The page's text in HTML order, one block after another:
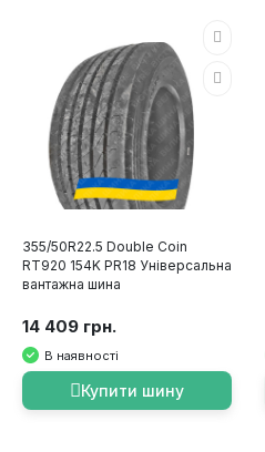
355/50R22.5 Double Coin
RT920 154K PR18 Універсальна
вантажна шина
14 409 грн.
В наявності
Купити шину